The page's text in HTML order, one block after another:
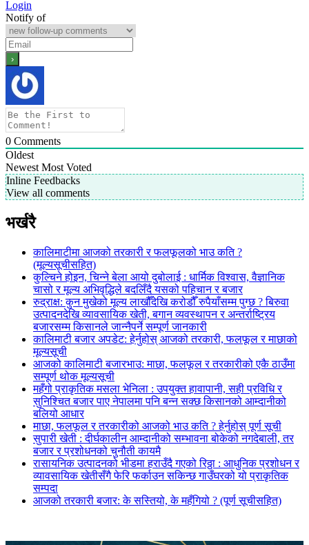
Login
Notify of
0 Comments
Oldest
Newest Most Voted
Inline Feedbacks
View all comments
भर्खरै
कालिमाटीमा आजको तरकारी र फलफूलको भाउ कति ?
(मूल्यसूचीसहित)
कुल्चिने होइन, चिन्ने बेला आयो दुबोलाई : धार्मिक विश्वास, वैज्ञानिक
चासो र मूल्य अभिवृद्धिले बदलिँदै यसको पहिचान र बजार
रुद्राक्ष: कुन मुखेको मूल्य लाखौँदेखि करोडौँ रुपैयाँसम्म पुग्छ ? बिरुवा
उत्पादनदेखि व्यावसायिक खेती, बगान व्यवस्थापन र अन्तर्राष्ट्रिय
बजारसम्म किसानले जान्नैपर्ने सम्पूर्ण जानकारी
कालिमाटी बजार अपडेट: हेर्नुहोस् आजको तरकारी, फलफूल र माछाको
मूल्यसूची
आजको कालिमाटी बजारभाउ: माछा, फलफूल र तरकारीको एकै ठाउँमा
सम्पूर्ण थोक मूल्यसूची
महँगो प्राकृतिक मसला भेनिला : उपयुक्त हावापानी, सही प्रविधि र
सुनिश्चित बजार पाए नेपालमा पनि बन्न सक्छ किसानको आम्दानीको
बलियो आधार
माछा, फलफूल र तरकारीको आजको भाउ कति ? हेर्नुहोस् पूर्ण सूची
सुपारी खेती : दीर्घकालीन आम्दानीको सम्भावना बोकेको नगदेबाली, तर
बजार र प्रशोधनको चुनौती कायमै
रासायनिक उत्पादनको भीडमा हराउँदै गएको रिठ्ठा : आधुनिक प्रशोधन र
व्यावसायिक खेतीसँगै फेरि फर्काउन सकिन्छ गाउँघरको यो प्राकृतिक
सम्पदा
आजको तरकारी बजार: के सस्तियो, के महँगियो ? (पूर्ण सूचीसहित)